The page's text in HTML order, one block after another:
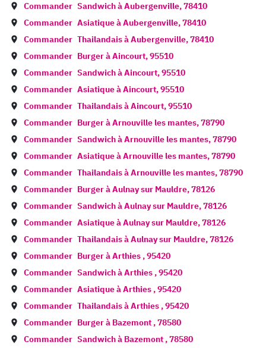
Commander Sandwich àAubergenville,78410
Commander Asiatique àAubergenville,78410
Commander Thailandais àAubergenville,78410
Commander Burger àAincourt,95510
Commander Sandwich àAincourt,95510
Commander Asiatique àAincourt,95510
Commander Thailandais àAincourt,95510
Commander Burger àArnouville les mantes,78790
Commander Sandwich àArnouville les mantes,78790
Commander Asiatique àArnouville les mantes,78790
Commander Thailandais àArnouville les mantes,78790
Commander Burger àAulnay sur Mauldre,78126
Commander Sandwich àAulnay sur Mauldre,78126
Commander Asiatique àAulnay sur Mauldre,78126
Commander Thailandais àAulnay sur Mauldre,78126
Commander Burger àArthies ,95420
Commander Sandwich àArthies ,95420
Commander Asiatique àArthies ,95420
Commander Thailandais àArthies ,95420
Commander Burger à Bazemont ,78580
Commander Sandwich à Bazemont ,78580